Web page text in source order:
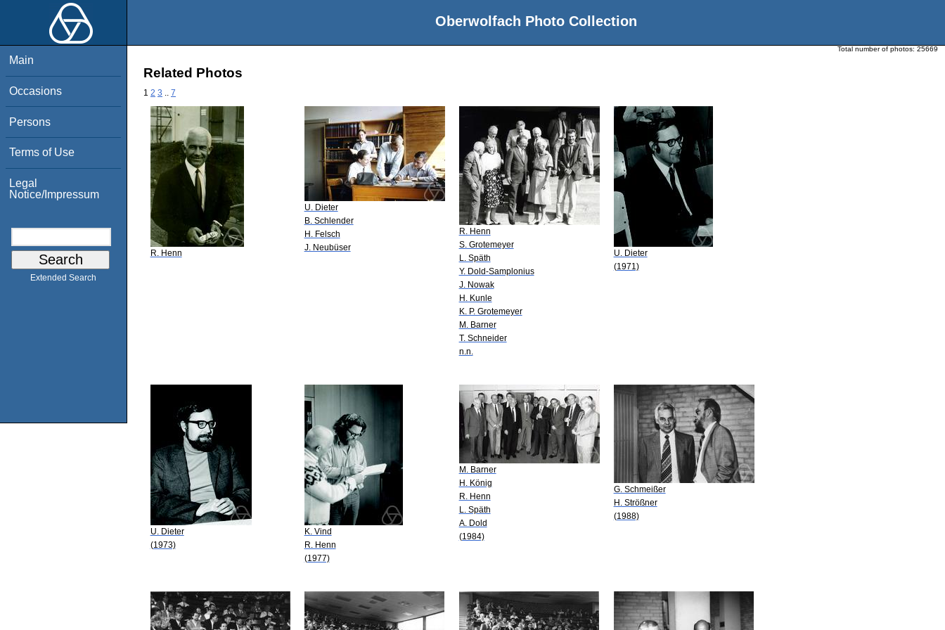
Oberwolfach Photo Collection
Main
Occasions
Persons
Terms of Use
Legal
Notice/Impressum
Extended Search
Total number of photos: 25669
Related Photos
1 2 3 7
R. Henn
U. Dieter
B. Schlender
H. Felsch
J. Neubüser
R. Henn
S. Grotemeyer
L. Späth
Y. Dold-Samplonius
J. Nowak
H. Kunle
K. P. Grotemeyer
M. Barner
T. Schneider
n.n.
U. Dieter
(1971)
U. Dieter
(1973)
K. Vind
R. Henn
(1977)
M. Barner
H. König
R. Henn
L. Späth
A. Dold
(1984)
G. Schmeißer
H. Strößner
(1988)